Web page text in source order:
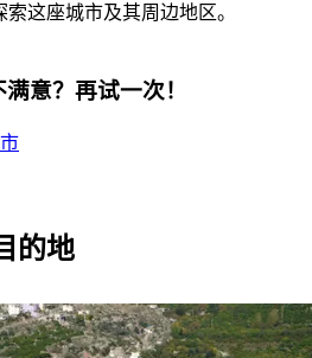
这座城市及其周边地区。
意？再试一次！
的地